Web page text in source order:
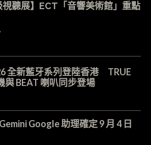
視聽展】ECT「音響美術館」重點
全新藍牙系列登陸香港 TRUE
與 BEAT 喇叭同步登場
Google 助理確定 9 月 4 日